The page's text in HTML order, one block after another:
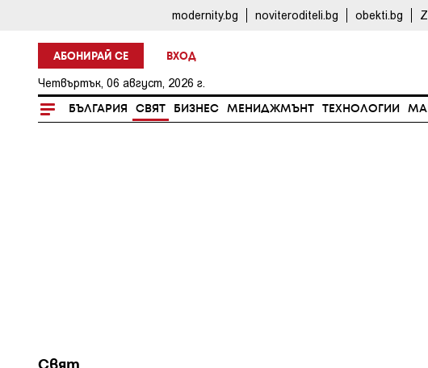
modernity.bg noviteroditeli.bg obekti.bg
АБОНИРАЙ СЕ ВХОД
Четвъртък, 06 август, 2026 г.
БЪЛГАРИЯ СВЯТ БИЗНЕС МЕНИДЖМЪНТ ТЕХНОЛОГИИ